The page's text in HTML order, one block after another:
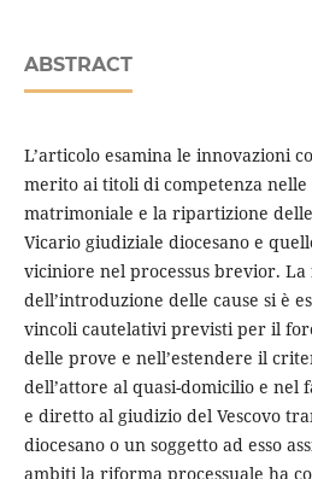
ABSTRACT
L’articolo esamina le innovazioni
merito ai titoli di competenza
matrimoniale e la ripartizione
Vicario giudiziale diocesano e
viciniore nel processus brevior. La
dell’introduzione delle cause si è
vincoli cautelativi previsti per il
delle prove e nell’estendere il
dell’attore al quasi-domicilio e nel
e diretto al giudizio del Vescovo
diocesano o un soggetto ad esso
ambiti la riforma processuale ha